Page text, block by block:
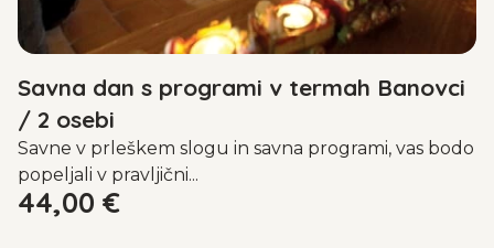
Savna dan s programi v termah Banovci
/ 2 osebi
Savne v prleškem slogu in savna programi, vas bodo
popeljali v pravljični...
44,00 €